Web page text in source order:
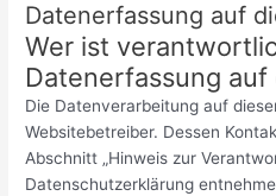
Datenerfassung auf
Wer ist
Datenerfassung
Die Datenverarbeitung auf
Websitebetreiber. Dessen
Abschnitt „Hinweis zur
Datenschutzerklärung